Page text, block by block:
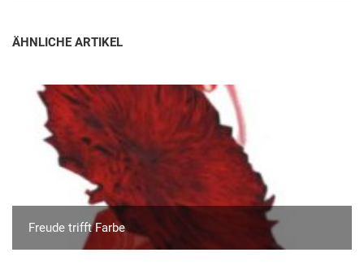
ÄHNLICHE ARTIKEL
Freude trifft Farbe